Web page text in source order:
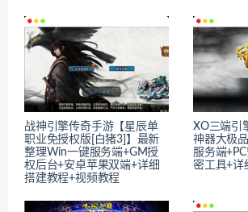
战神引擎传奇手游【星辰单
职业免授权版[白猪3]】最新
整理Win一键服务端+GM授
权后台+安卓苹果双端+详细
搭建教程+视频教程
XO三端引
神器大极
服务端
密工具+详